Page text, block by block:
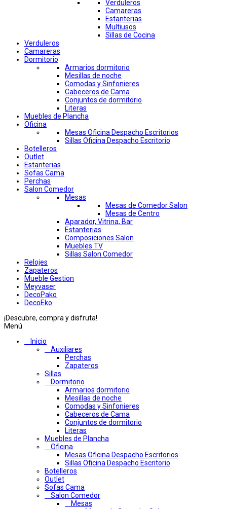
Verduleros
Camareras
Estanterias
Multiusos
Sillas de Cocina
Verduleros
Camareras
Dormitorio
Armarios dormitorio
Mesillas de noche
Comodas y Sinfonieres
Cabeceros de Cama
Conjuntos de dormitorio
Literas
Muebles de Plancha
Oficina
Mesas Oficina Despacho Escritorios
Sillas Oficina Despacho Escritorio
Botelleros
Outlet
Estanterias
Sofas Cama
Perchas
Salon Comedor
Mesas
Mesas de Comedor Salon
Mesas de Centro
Aparador, Vitrina, Bar
Estanterias
Composiciones Salon
Muebles TV
Sillas Salon Comedor
Relojes
Zapateros
Mueble Gestion
Meyvaser
DecoPako
DecoEko
¡Descubre, compra y disfruta!
Menú
Inicio
Auxiliares
Perchas
Zapateros
Sillas
Dormitorio
Armarios dormitorio
Mesillas de noche
Comodas y Sinfonieres
Cabeceros de Cama
Conjuntos de dormitorio
Literas
Muebles de Plancha
Oficina
Mesas Oficina Despacho Escritorios
Sillas Oficina Despacho Escritorio
Botelleros
Outlet
Sofas Cama
Salon Comedor
Mesas